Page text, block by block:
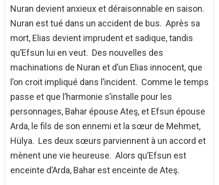
Nuran devient anxieux et déraisonnable en saison.
Nuran est tué dans un accident de bus. Après sa
mort, Elias devient imprudent et sadique, tandis
qu’Efsun lui en veut. Des nouvelles des
machinations de Nuran et d’un Elias innocent, que
l’on croit impliqué dans l’incident. Comme le temps
passe et que l’harmonie s’installe pour les
personnages, Bahar épouse Ateş, et Efsun épouse
Arda, le fils de son ennemi et la sœur de Mehmet,
Hülya. Les deux sœurs parviennent à un accord et
mènent une vie heureuse. Alors qu’Efsun est
enceinte d’Arda, Bahar est enceinte de Ateş.